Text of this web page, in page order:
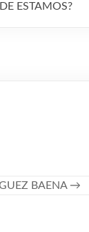
ESTAMOS?
BAENA →